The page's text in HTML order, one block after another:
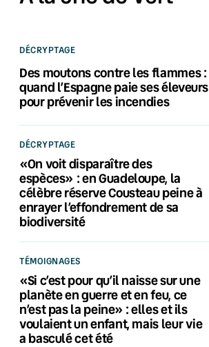
DÉCRYPTAGE
Des moutons contre les flammes :
quand l’Espagne paie ses éleveurs
pour prévenir les incendies
DÉCRYPTAGE
«On voit disparaître des
espèces» : en Guadeloupe, la
célèbre réserve Cousteau peine à
enrayer l’effondrement de sa
biodiversité
TÉMOIGNAGES
«Si c’est pour qu’il naisse sur une
planète en guerre et en feu, ce
n’est pas la peine» : elles et ils
voulaient un enfant, mais leur vie
a basculé cet été